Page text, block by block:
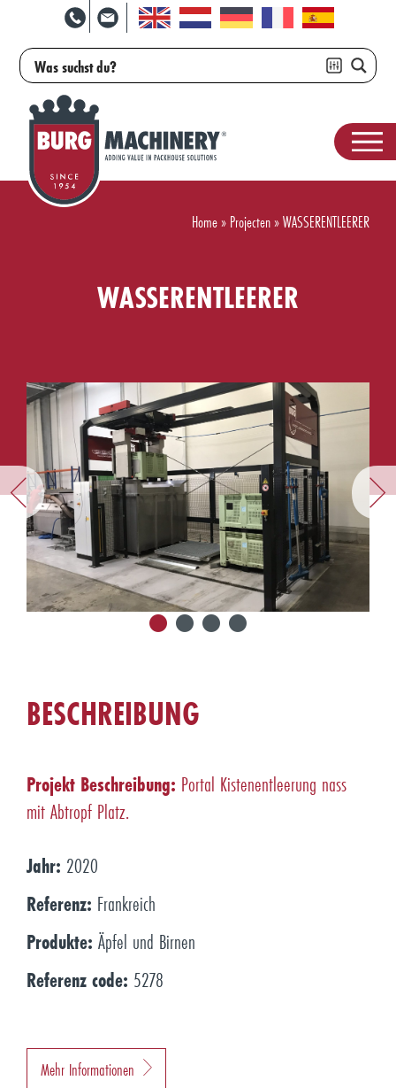
Home» Projecten»WASSERENTLEERER
WASSERENTLEERER
BESCHREIBUNG
Projekt Beschreibung: Portal Kistenentleerung nass
mit Abtropf Platz.
Jahr: 2020
Referenz: Frankreich
Produkte: Äpfel und Birnen
Referenz code: 5278
Mehr Informationen